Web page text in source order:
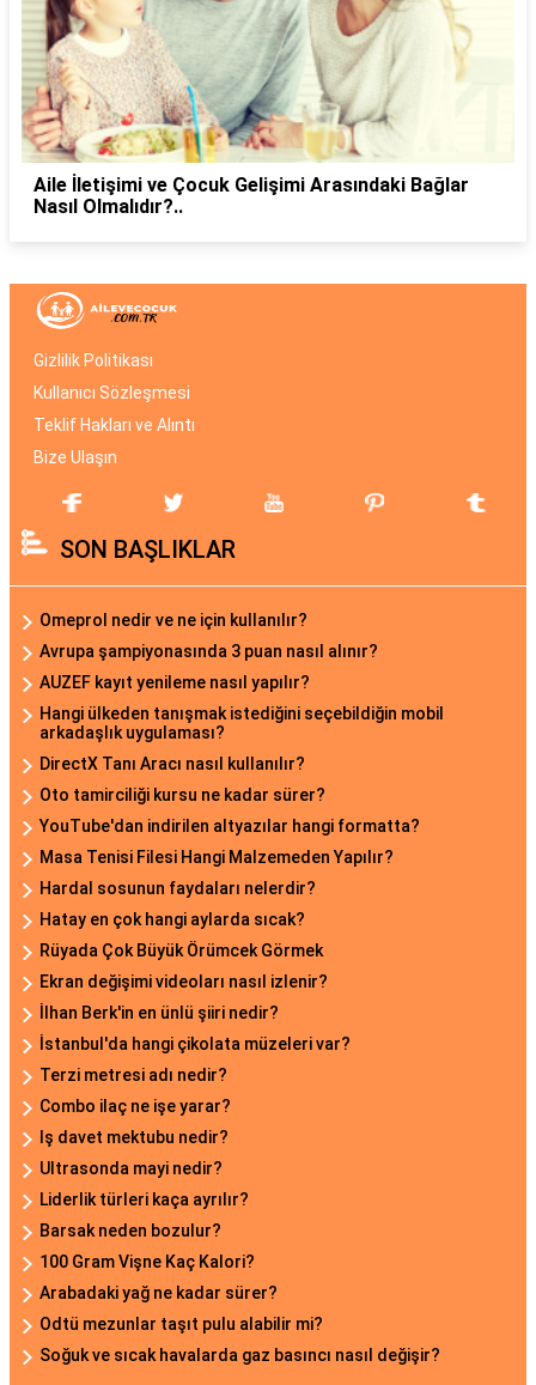
Aile İletişimi ve Çocuk Gelişimi Arasındaki Bağlar
Nasıl Olmalıdır?..
Gizlilik Politikası
Kullanıcı Sözleşmesi
Teklif Hakları ve Alıntı
Bize Ulaşın
SON BAŞLIKLAR
Omeprol nedir ve ne için kullanılır?
Avrupa şampiyonasında 3 puan nasıl alınır?
AUZEF kayıt yenileme nasıl yapılır?
Hangi ülkeden tanışmak istediğini seçebildiğin mobil
arkadaşlık uygulaması?
DirectX Tanı Aracı nasıl kullanılır?
Oto tamirciliği kursu ne kadar sürer?
YouTube'dan indirilen altyazılar hangi formatta?
Masa Tenisi Filesi Hangi Malzemeden Yapılır?
Hardal sosunun faydaları nelerdir?
Hatay en çok hangi aylarda sıcak?
Rüyada Çok Büyük Örümcek Görmek
Ekran değişimi videoları nasıl izlenir?
İlhan Berk'in en ünlü şiiri nedir?
İstanbul'da hangi çikolata müzeleri var?
Terzi metresi adı nedir?
Combo ilaç ne işe yarar?
Iş davet mektubu nedir?
Ultrasonda mayi nedir?
Liderlik türleri kaça ayrılır?
Barsak neden bozulur?
100 Gram Vişne Kaç Kalori?
Arabadaki yağ ne kadar sürer?
Odtü mezunlar taşıt pulu alabilir mi?
Soğuk ve sıcak havalarda gaz basıncı nasıl değişir?